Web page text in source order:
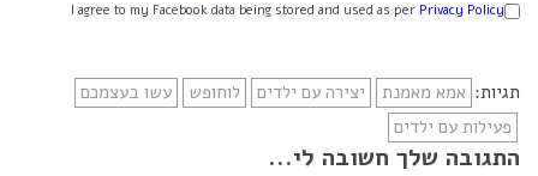
I agree to my Facebook data being stored and used as per Privacy Policy
תגיות: אמא מאמנת יצירה עם ילדים לוחופש
עשו בעצמכם
פעילות עם ילדים
התגובה שלך חשובה לי...